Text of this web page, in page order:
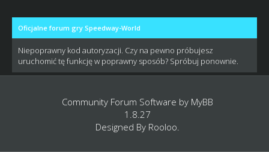
Oficjalne forum gry Speedway-World
Niepoprawny kod autoryzacji. Czy na pewno próbujesz
uruchomić tę funkcję w poprawny sposób? Spróbuj ponownie.
Community Forum Software by MyBB
1.8.27
Designed By Rooloo.